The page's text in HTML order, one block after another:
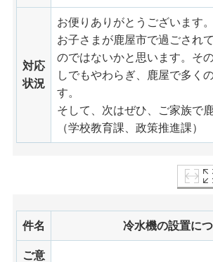
対応
状況
お便りありがとうございます。
お子さまが鹿屋市で過ごされ
のではないかと思います。そ
しでもやわらぎ、鹿屋で多く
す。
そして、次はぜひ、ご家族で
（学校教育課、政策推進課）
件名 冷水機の設置に
ご意